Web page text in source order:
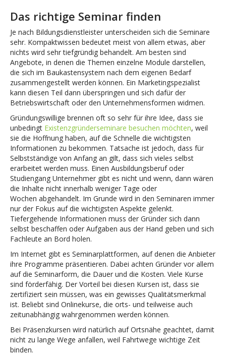
Das richtige Seminar finden
Je nach Bildungsdienstleister unterscheiden sich die Seminare
sehr. Kompaktwissen bedeutet meist von allem etwas, aber
nichts wird sehr tiefgründig behandelt. Am besten sind
Angebote, in denen die Themen einzelne Module darstellen,
die sich im Baukastensystem nach dem eigenen Bedarf
zusammengestellt werden können. Ein Marketingspezialist
kann diesen Teil dann überspringen und sich dafür der
Betriebswirtschaft oder den Unternehmensformen widmen.
Gründungswillige brennen oft so sehr für ihre Idee, dass sie
unbedingt Existenzgründerseminare besuchen möchten, weil
sie die Hoffnung haben, auf die Schnelle die wichtigsten
Informationen zu bekommen. Tatsache ist jedoch, dass für
Selbstständige von Anfang an gilt, dass sich vieles selbst
erarbeitet werden muss. Einen Ausbildungsberuf oder
Studiengang Unternehmer gibt es nicht und wenn, dann wären
die Inhalte nicht innerhalb weniger Tage oder
Wochen abgehandelt. Im Grunde wird in den Seminaren immer
nur der Fokus auf die wichtigsten Aspekte gelenkt.
Tiefergehende Informationen muss der Gründer sich dann
selbst beschaffen oder Aufgaben aus der Hand geben und sich
Fachleute an Bord holen.
Im Internet gibt es Seminarplattformen, auf denen die Anbieter
ihre Programme präsentieren. Dabei achten Gründer vor allem
auf die Seminarform, die Dauer und die Kosten. Viele Kurse
sind förderfähig. Der Vorteil bei diesen Kursen ist, dass sie
zertifiziert sein müssen, was ein gewisses Qualitätsmerkmal
ist. Beliebt sind Onlinekurse, die orts- und teilweise auch
zeitunabhängig wahrgenommen werden können.
Bei Präsenzkursen wird natürlich auf Ortsnähe geachtet, damit
nicht zu lange Wege anfallen, weil Fahrtwege wichtige Zeit
binden.